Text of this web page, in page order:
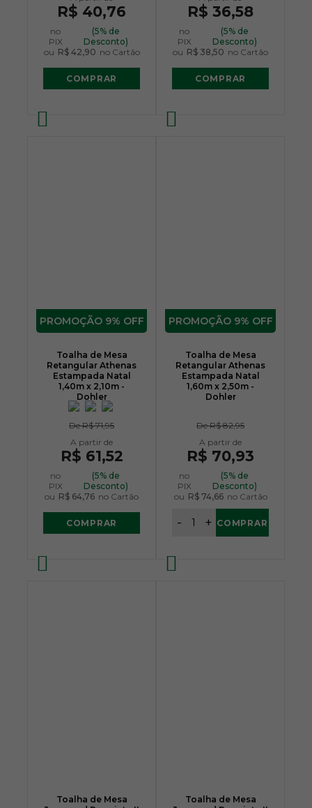
R$ 40,76
no
PIX
(5% de
Desconto)
ou R$ 42,90 no Cartão
COMPRAR
R$ 36,58
no
PIX
(5% de
Desconto)
ou R$ 38,50 no Cartão
COMPRAR
9% OFF
Toalha de Mesa
Retangular Athenas
Estampada Natal
1,40m x 2,10m -
Dohler
DeR$ 71,95
R$ 61,52
no
PIX
(5% de
Desconto)
ou R$ 64,76 no Cartão
COMPRAR
9% OFF
Toalha de Mesa
Retangular Athenas
Estampada Natal
1,60m x 2,50m -
Dohler
DeR$ 82,95
R$ 70,93
no
PIX
(5% de
Desconto)
ou R$ 74,66 no Cartão
+
- COMPRAR
Toalha de Mesa
Toalha de Mesa